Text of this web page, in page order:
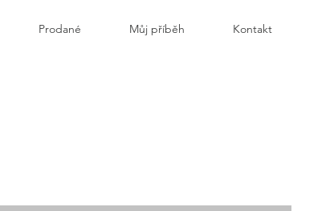
Prodané Můj příběh Kontakt